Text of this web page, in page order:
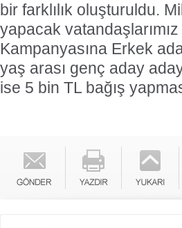
bir farklılık oluşturuldu.
yapacak
Kampanyasına Erkek
yaş arası genç aday
ise 5 bin TL bağış